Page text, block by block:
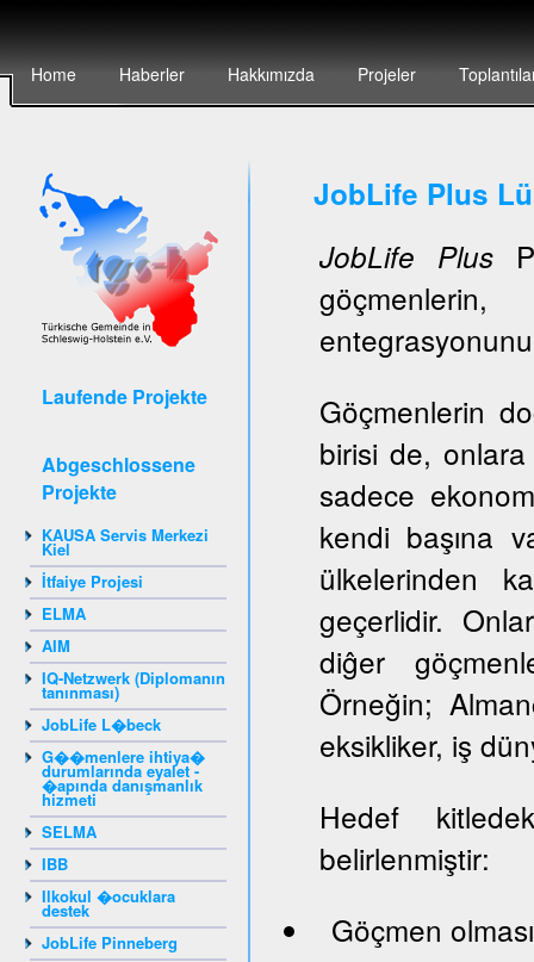
Home Haberler Hakkımızda Projeler
Laufende Projekte
Abgeschlossene
Projekte
KAUSA Servis Merkezi
Kiel
İtfaiye Projesi
ELMA
AIM
IQ-Netzwerk (Diplomanın
tanınması)
JobLife L�beck
G��menlere ihtiya�
durumlarında eyalet -
�apında danışmanlık
hizmeti
SELMA
IBB
Ilkokul �ocuklara
destek
JobLife Pinneberg
JobLife Plus
JobLife Plus
Göçmenlerin
birisi de,
sadece
kendi başına
ülkelerinden
geçerlidir.
diĝer
Örneğin;
eksikliker, iş
Hedef
belirlenmiştir:
Göçmen